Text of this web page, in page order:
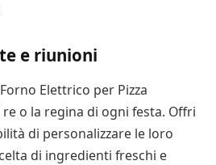
e riunioni
Elettrico per Pizza
o la regina di ogni festa. Offri
di personalizzare le loro
di ingredienti freschi e